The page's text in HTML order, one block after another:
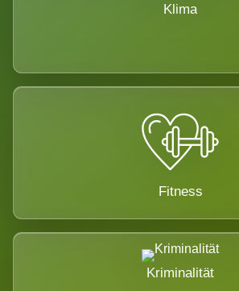
Klima
Fitness
Kriminalität